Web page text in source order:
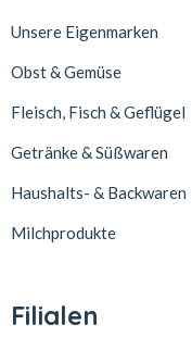
Unsere Eigenmarken
Obst & Gemüse
Fleisch, Fisch & Geflügel
Getränke & Süßwaren
Haushalts- & Backwaren
Milchprodukte
Filialen